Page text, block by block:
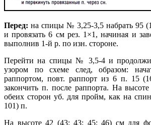
Перед: на спицы № 3,25-3,5 набрать 95
и провязать 6 см рез. 1×1, начиная и
выполнив 1-й р. по изн. стороне.
Перейти на спицы № 3,5-4 и
узором по схеме след, образом:
раппортом, повт. раппорт из 6 п. 15
закончить п. после раппорта. На
обеих сторон уб. для пройм, как на
101) п.
На высоте 42 (43; 43; 45; 46) см для